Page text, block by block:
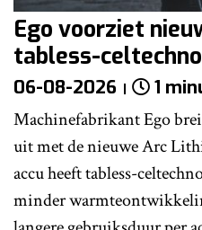
Ego voorziet
tabless-
06-08-2026 1
Machinefabrikant Ego
uit met de nieuwe Arc
accu heeft tabless-
minder